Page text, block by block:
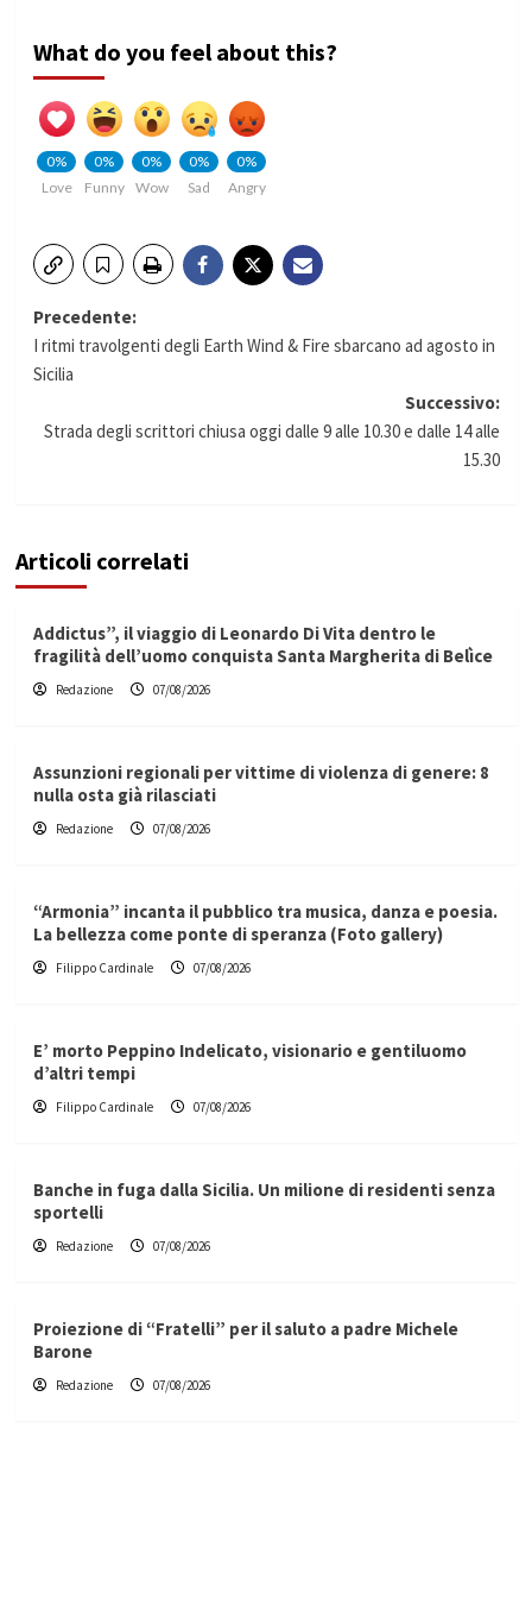
What do you feel about this?
0%
Love
0%
Funny
0%
Wow
0%
Sad
0%
Angry
Navigazione
articolo
Precedente:
I ritmi travolgenti degli Earth Wind & Fire sbarcano ad agosto in
Sicilia
Successivo:
Strada degli scrittori chiusa oggi dalle 9 alle 10.30 e dalle 14 alle
15.30
Articoli correlati
Addictus”, il viaggio di Leonardo Di Vita dentro le
fragilità dell’uomo conquista Santa Margherita di Belìce
Redazione 07/08/2026
Assunzioni regionali per vittime di violenza di genere: 8
nulla osta già rilasciati
Redazione 07/08/2026
“Armonia” incanta il pubblico tra musica, danza e poesia.
La bellezza come ponte di speranza (Foto gallery)
Filippo Cardinale 07/08/2026
E’ morto Peppino Indelicato, visionario e gentiluomo
d’altri tempi
Filippo Cardinale 07/08/2026
Banche in fuga dalla Sicilia. Un milione di residenti senza
sportelli
Redazione 07/08/2026
Proiezione di “Fratelli” per il saluto a padre Michele
Barone
Redazione 07/08/2026